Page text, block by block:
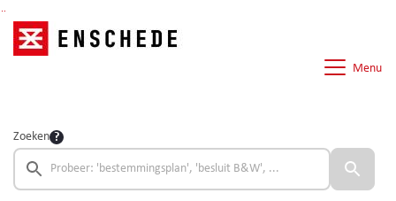
Menu
Zoeken